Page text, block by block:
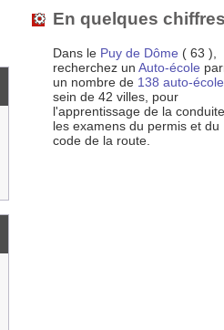
En quelques chiffres
Dans le Puy de Dôme ( 63 ),
recherchez un Auto-école
un nombre de 138 auto-
sein de 42 villes, pour
l'apprentissage de la
les examens du permis et du
code de la route.